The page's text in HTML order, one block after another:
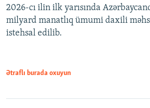
Auto 240p 360p
2026-cı ilin ilk yarısında
milyard manatlıq ümumi daxili
istehsal edilib.
Ətraflı burada oxuyun